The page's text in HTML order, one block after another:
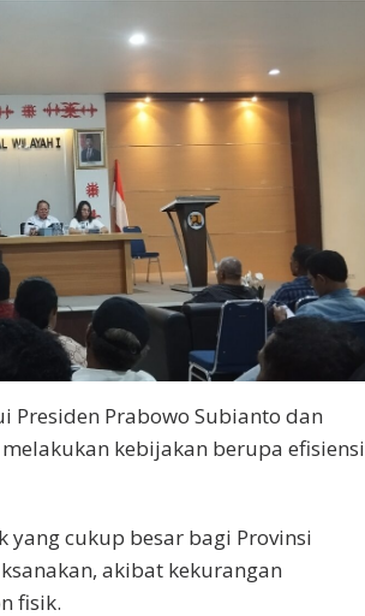
Presiden Prabowo Subianto dan
kebijakan berupa efisiensi
cukup besar bagi Provinsi
akibat kekurangan
fisik.